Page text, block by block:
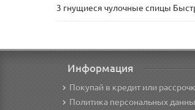
3 гнущиеся чулочные спицы
Информация
Покупай в кредит или
Политика персональных